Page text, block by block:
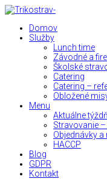
Domov
Služby
Lunch time
Závodné a
Školské
Catering
Catering –
Obložené
Menu
Aktuálne
Stravovanie –
Objednávky
HACCP
Blog
GDPR
Kontakt